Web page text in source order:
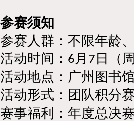
参赛须知
参赛人群：不限年龄
活动时间： 6月 7 日（
活动地点：广州图书
活动形式：团队积分
赛事福利： 年度总决